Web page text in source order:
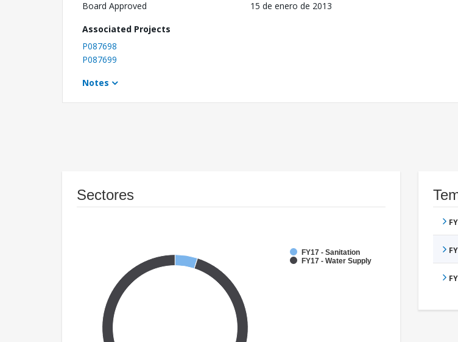
Board Approved
15 de enero de 2013
Associated Projects
P087698
P087699
Notes
Sectores
FY17 - Sanitation
FY17 - Water Supply